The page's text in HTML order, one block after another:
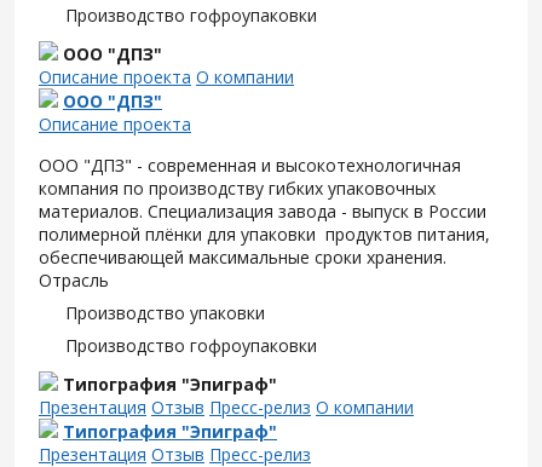
Производство гофроупаковки
ООО "ДПЗ"
Описание проекта О компании
ООО "ДПЗ"
Описание проекта
ООО "ДПЗ" - современная и высокотехнологичная
компания по производству гибких упаковочных
материалов. Специализация завода - выпуск в России
полимерной плёнки для упаковки продуктов питания,
обеспечивающей максимальные сроки хранения.
Отрасль
Производство упаковки
Производство гофроупаковки
Типография "Эпиграф"
Презентация Отзыв Пресс-релиз О компании
Типография "Эпиграф"
Презентация Отзыв Пресс-релиз